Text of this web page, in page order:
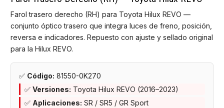
Farol trasero derecho (RH) para Toyota Hilux REVO —
conjunto óptico trasero que integra luces de freno, posición,
reversa e indicadores. Repuesto con ajuste y sellado original
para la Hilux REVO.
✅ Código: 81550-0K270
✅ Versiones: Toyota Hilux REVO (2016–2023)
✅ Aplicaciones: SR / SR5 / GR Sport